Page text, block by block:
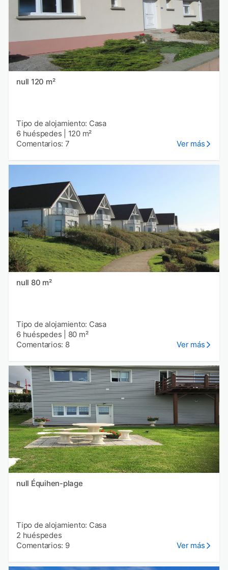
null 120 m²
Tipo de alojamiento: Casa
6 huéspedes
120 m²
Comentarios: 7
Ver más
null 80 m²
Tipo de alojamiento: Casa
6 huéspedes
80 m²
Comentarios: 8
Ver más
null Équihen-plage
Tipo de alojamiento: Casa
2 huéspedes
Comentarios: 9
Ver más